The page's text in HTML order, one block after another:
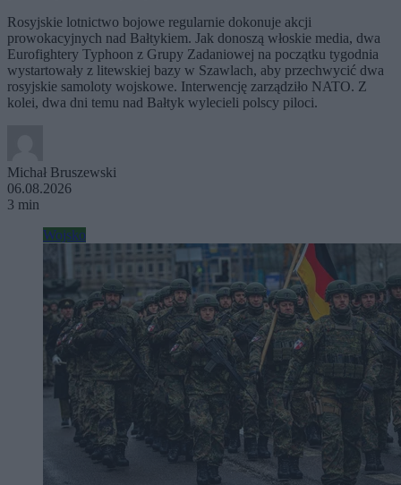
Rosyjskie lotnictwo bojowe regularnie dokonuje akcji
prowokacyjnych nad Bałtykiem. Jak donoszą włoskie media, dwa
Eurofightery Typhoon z Grupy Zadaniowej na początku tygodnia
wystartowały z litewskiej bazy w Szawlach, aby przechwycić dwa
rosyjskie samoloty wojskowe. Interwencję zarządziło NATO. Z
kolei, dwa dni temu nad Bałtyk wylecieli polscy piloci.
Michał Bruszewski
06.08.2026
3 min
Wojsko